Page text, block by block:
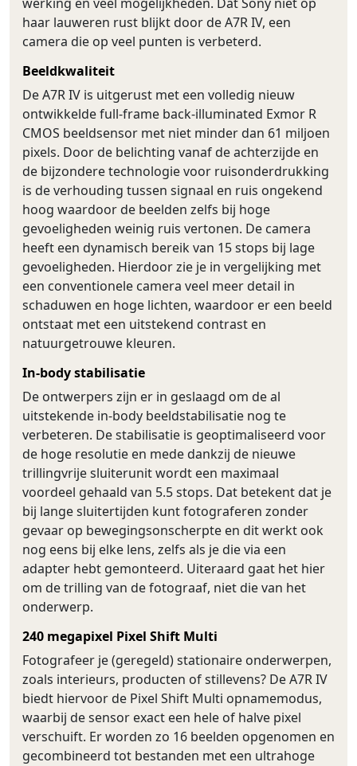
haar lauweren rust blijkt door de A7R IV, een
camera die op veel punten is verbeterd.
Beeldkwaliteit
De A7R IV is uitgerust met een volledig nieuw
ontwikkelde full-frame back-illuminated Exmor R
CMOS beeldsensor met niet minder dan 61 miljoen
pixels. Door de belichting vanaf de achterzijde en
de bijzondere technologie voor ruisonderdrukking
is de verhouding tussen signaal en ruis ongekend
hoog waardoor de beelden zelfs bij hoge
gevoeligheden weinig ruis vertonen. De camera
heeft een dynamisch bereik van 15 stops bij lage
gevoeligheden. Hierdoor zie je in vergelijking met
een conventionele camera veel meer detail in
schaduwen en hoge lichten, waardoor er een beeld
ontstaat met een uitstekend contrast en
natuurgetrouwe kleuren.
In-body stabilisatie
De ontwerpers zijn er in geslaagd om de al
uitstekende in-body beeldstabilisatie nog te
verbeteren. De stabilisatie is geoptimaliseerd voor
de hoge resolutie en mede dankzij de nieuwe
trillingvrije sluiterunit wordt een maximaal
voordeel gehaald van 5.5 stops. Dat betekent dat je
bij lange sluitertijden kunt fotograferen zonder
gevaar op bewegingsonscherpte en dit werkt ook
nog eens bij elke lens, zelfs als je die via een
adapter hebt gemonteerd. Uiteraard gaat het hier
om de trilling van de fotograaf, niet die van het
onderwerp.
240 megapixel Pixel Shift Multi
Fotografeer je (geregeld) stationaire onderwerpen,
zoals interieurs, producten of stillevens? De A7R IV
biedt hiervoor de Pixel Shift Multi opnamemodus,
waarbij de sensor exact een hele of halve pixel
verschuift. Er worden zo 16 beelden opgenomen en
gecombineerd tot bestanden met een ultrahoge